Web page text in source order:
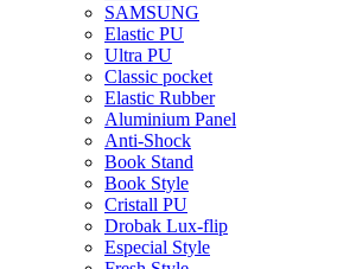
SAMSUNG
Elastic PU
Ultra PU
Classic pocket
Elastic Rubber
Aluminium Panel
Anti-Shock
Book Stand
Book Style
Cristall PU
Drobak Lux-flip
Especial Style